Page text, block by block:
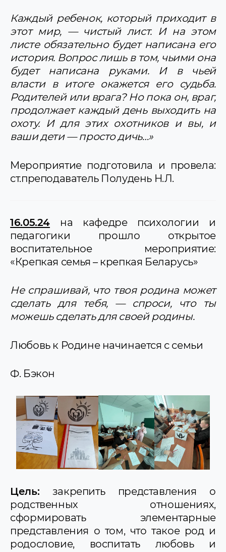
Каждый ребенок, который приходит в
этот мир, — чистый лист. И на этом
листе обязательно будет написана его
история. Вопрос лишь в том, чьими она
будет написана руками. И в чьей
власти в итоге окажется его судьба.
Родителей или врага? Но пока он, враг,
продолжает каждый день выходить на
охоту. И для этих охотников и вы, и
ваши дети — просто дичь…»
Мероприятие подготовила и провела:
ст.преподаватель Полудень Н.Л.
16.05.24на кафедре психологии и
педагогики прошло открытое
воспитательное мероприятие:
«Крепкая семья – крепкая Беларусь»
Не спрашивай, что твоя родина может
сделать для тебя, — спроси, что ты
можешь сделать для своей родины.
Любовь к Родине начинается с семьи
Ф. Бэкон
Цель: закрепить представления о
родственных отношениях,
сформировать элементарные
представления о том, что такое род и
родословие, воспитать любовь и